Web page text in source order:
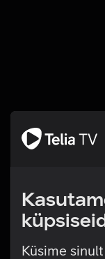
Küsime